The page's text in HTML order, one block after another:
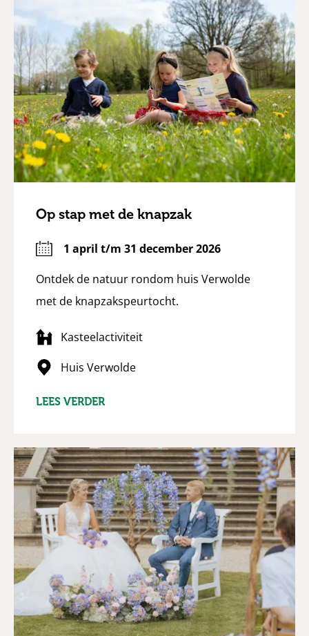
Op stap met de knapzak
1 april t/m 31 december 2026
Ontdek de natuur rondom huis Verwolde
met de knapzakspeurtocht.
Kasteelactiviteit
Huis Verwolde
LEES VERDER